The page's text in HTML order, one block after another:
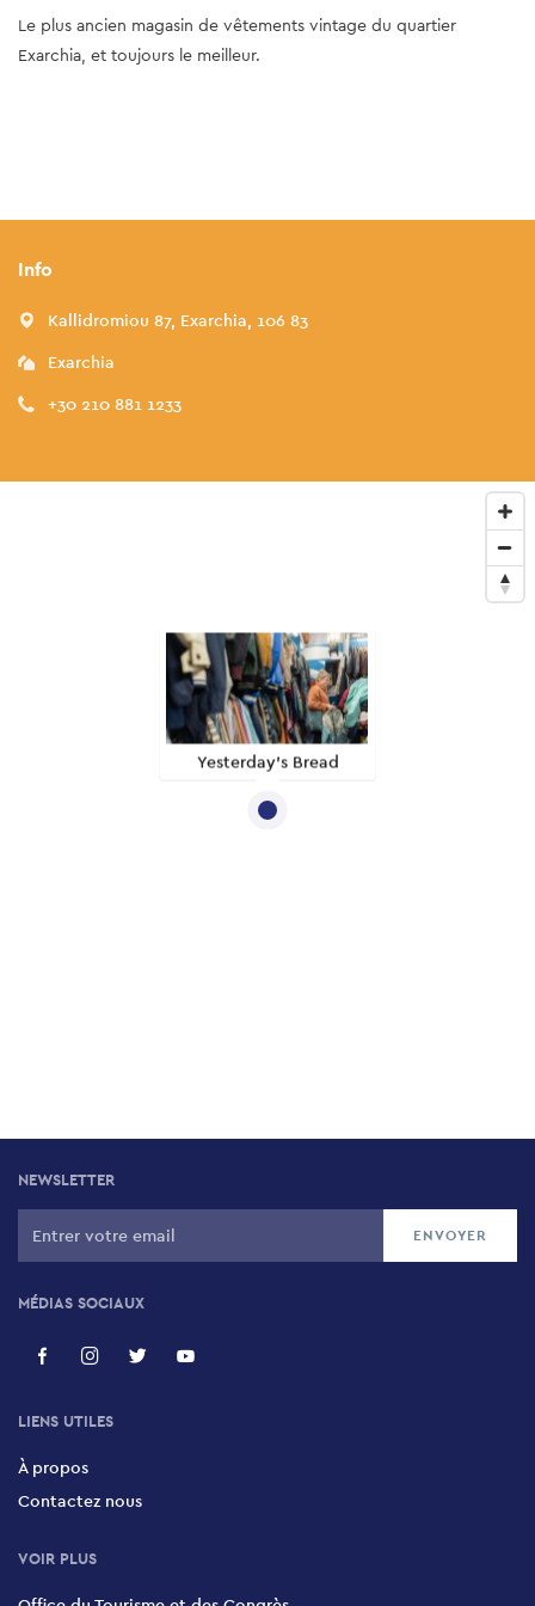
Le plus ancien magasin de vêtements vintage du quartier
Exarchia, et toujours le meilleur.
Info
Kallidromiou 87, Exarchia, 106 83
Exarchia
+30 210 881 1233
Yesterday’s Bread
NEWSLETTER
MÉDIAS SOCIAUX
LIENS UTILES
À propos
Contactez nous
VOIR PLUS